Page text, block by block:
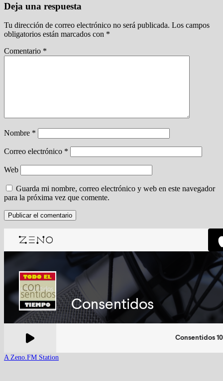
Deja una respuesta
Tu dirección de correo electrónico no será publicada. Los campos
obligatorios están marcados con *
Comentario *
Nombre *
Correo electrónico *
Web
Guarda mi nombre, correo electrónico y web en este navegador
para la próxima vez que comente.
A Zeno.FM Station